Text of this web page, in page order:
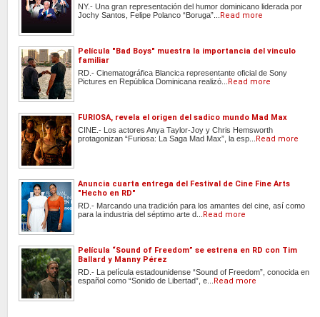
NY.- Una gran representación del humor dominicano liderada por
Jochy Santos, Felipe Polanco “Boruga”...
Read more
Película "Bad Boys" muestra la importancia del vinculo
familiar
RD.- Cinematográfica Blancica representante oficial de Sony
Pictures en República Dominicana realizó...
Read more
FURIOSA, revela el origen del sadico mundo Mad Max
CINE.- Los actores Anya Taylor-Joy y Chris Hemsworth
protagonizan “Furiosa: La Saga Mad Max”, la esp...
Read more
Anuncia cuarta entrega del Festival de Cine Fine Arts
"Hecho en RD"
RD.- Marcando una tradición para los amantes del cine, así como
para la industria del séptimo arte d...
Read more
Película “Sound of Freedom” se estrena en RD con Tim
Ballard y Manny Pérez
RD.- La película estadounidense “Sound of Freedom”, conocida en
español como “Sonido de Libertad”, e...
Read more